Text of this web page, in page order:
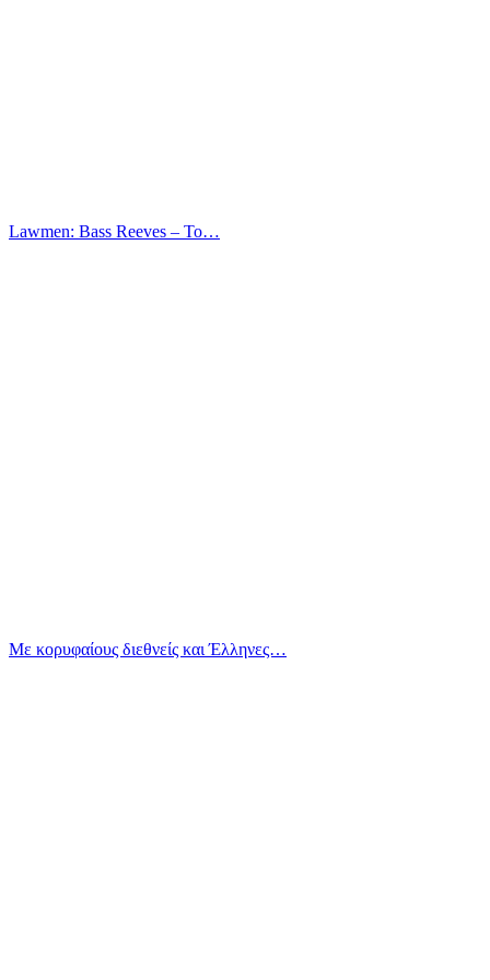
Lawmen: Bass Reeves – Το…
Με κορυφαίους διεθνείς και Έλληνες…